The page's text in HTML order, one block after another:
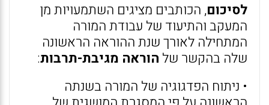
לסיכום, הכותבים מציגים השתמעויות מן
המעקב והתיעוד של עבודת המורה
המתחילה לאורך שנת ההוראה הראשונה
שלה בהקשר של הוראה מגיבת-תרבות:
• ניתוח הפדגוגיה של המורה בשנתה